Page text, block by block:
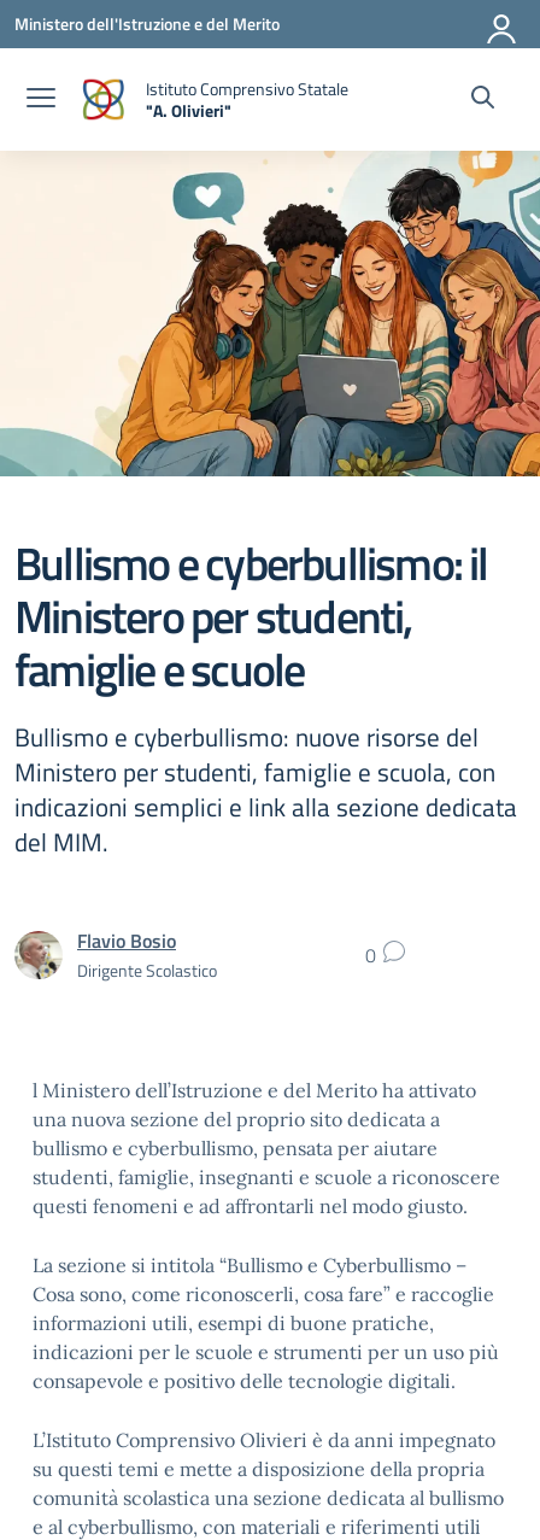
Vai ai contenuti
Vai al menu di navigazione
Vai al footer
Ministero dell'Istruzione e del Merito
Istituto Comprensivo Statale
"A. Olivieri"
Bullismo e cyberbullismo: il
Ministero per studenti,
famiglie e scuole
Bullismo e cyberbullismo: nuove risorse del
Ministero per studenti, famiglie e scuola, con
indicazioni semplici e link alla sezione dedicata
del MIM.
Flavio Bosio
Dirigente Scolastico 0
l Ministero dell’Istruzione e del Merito ha attivato
una nuova sezione del proprio sito dedicata a
bullismo e cyberbullismo, pensata per aiutare
studenti, famiglie, insegnanti e scuole a riconoscere
questi fenomeni e ad affrontarli nel modo giusto.
La sezione si intitola “Bullismo e Cyberbullismo –
Cosa sono, come riconoscerli, cosa fare” e raccoglie
informazioni utili, esempi di buone pratiche,
indicazioni per le scuole e strumenti per un uso più
consapevole e positivo delle tecnologie digitali.
L’Istituto Comprensivo Olivieri è da anni impegnato
su questi temi e mette a disposizione della propria
comunità scolastica una sezione dedicata al bullismo
e al cyberbullismo, con materiali e riferimenti utili